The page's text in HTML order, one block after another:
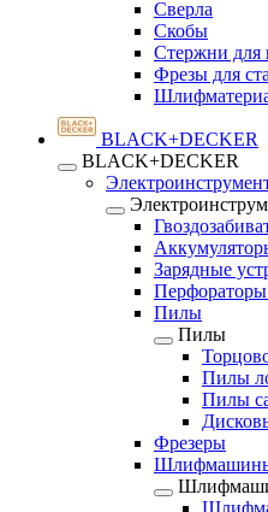
Сверла
Скобы
Стержни для
Фрезы для
BLACK+DECKER
BLACK+DECKER
Зарядные
Пилы
Пилы
Пилы
Пилы
Фрезеры